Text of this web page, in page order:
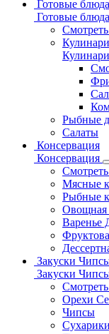
Готовые блюда
Готовые блюда
Смотреть
Рыбные
Салаты
Консервация
Консервация
Смотреть
Мясные
Рыбные
Овощная
Варенье
Закуски
Закуски
Смотреть
Орехи
Чипсы